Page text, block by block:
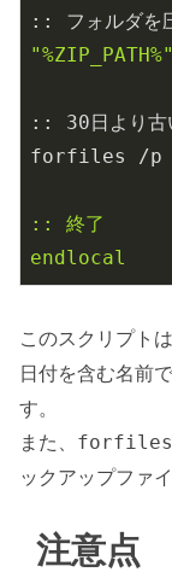
:: 30日より
forfiles /p
:: 終了
endlocal
このスクリプトは
日付を含む名前で
す。
また、 forfiles
ックアップファ
注意点